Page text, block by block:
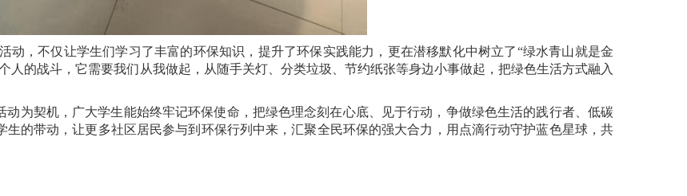
动，不仅让学生们学习了丰富的环保知识，提升了环保实践能力，更在潜移默化中树立了“绿水青山就是金
人的战斗，它需要我们从我做起，从随手关灯、分类垃圾、节约纸张等身边小事做起，把绿色生活方式融入
为契机，广大学生能始终牢记环保使命，把绿色理念刻在心底、见于行动，争做绿色生活的践行者、低碳
的带动，让更多社区居民参与到环保行列中来，汇聚全民环保的强大合力，用点滴行动守护蓝色星球，共